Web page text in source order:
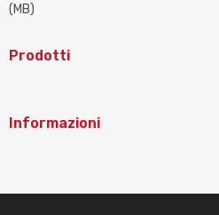
(MB)
Prodotti
Informazioni